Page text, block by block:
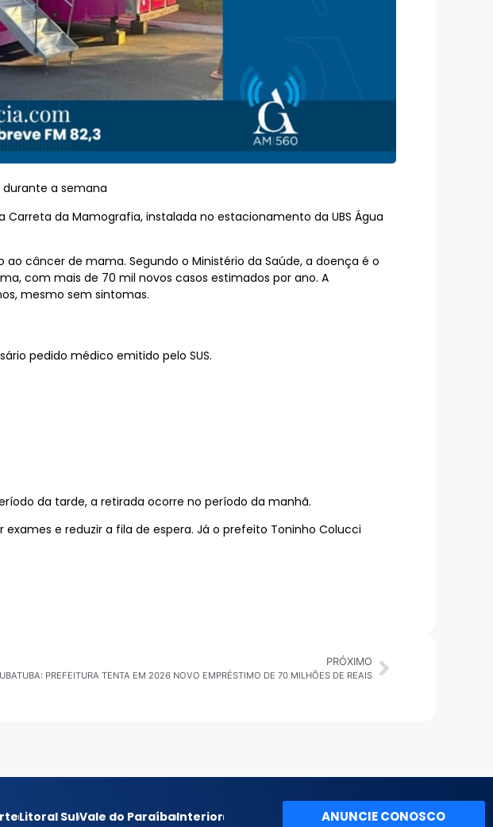
a semana
da Mamografia, instalada no estacionamento da UBS Água
câncer de mama. Segundo o Ministério da Saúde, a doença é o
com mais de 70 mil novos casos estimados por ano. A
mesmo sem sintomas.
pedido médico emitido pelo SUS.
da tarde, a retirada ocorre no período da manhã.
e reduzir a fila de espera. Já o prefeito Toninho Colucci
PRÓXIMO
UBATUBA: PREFEITURA TENTA EM 2026 NOVO EMPRÉSTIMO DE 70 MILHÕES DE REAIS
Litoral SulVale do ParaíbaInterior
ANUNCIE CONOSCO